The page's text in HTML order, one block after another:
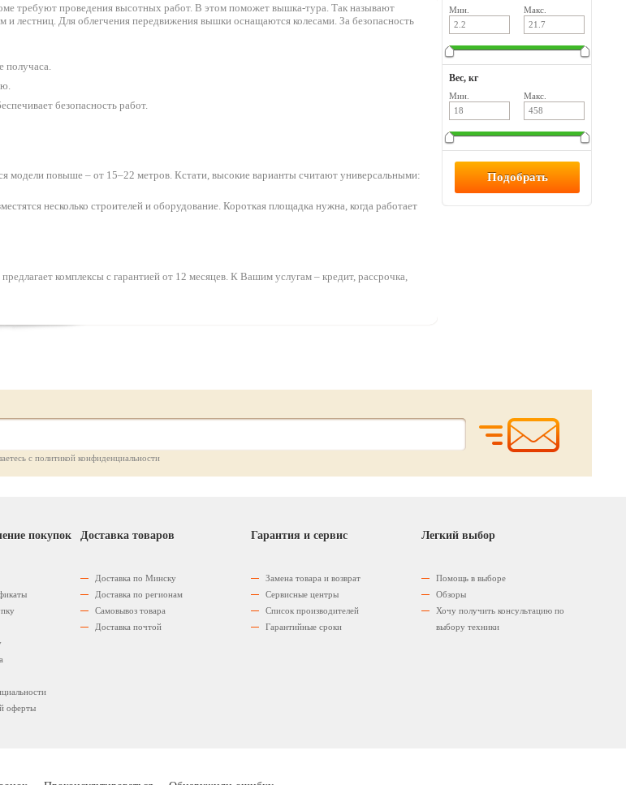
требуют проведения высотных работ. В этом поможет вышка-тура. Так называют
лестниц. Для облегчения передвижения вышки оснащаются колесами. За безопасность
получаса.
безопасность работ.
повыше – от 15–22 метров. Кстати, высокие варианты считают универсальными:
несколько строителей и оборудование. Короткая площадка нужна, когда работает
комплексы с гарантией от 12 месяцев. К Вашим услугам – кредит, рассрочка,
Мин. Макс.
Вес, кг
Мин. Макс.
с политикой конфиденциальности
покупок
оферты
Доставка товаров
Доставка по Минску
Доставка по регионам
Самовывоз товара
Доставка почтой
Гарантия и сервис
Замена товара и возврат
Сервисные центры
Список производителей
Гарантийные сроки
Легкий выбор
Помощь в выборе
Обзоры
Хочу получить консультацию по
выбору техники